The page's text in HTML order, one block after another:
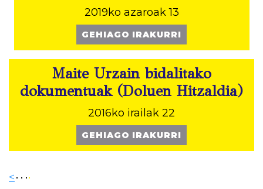
2019ko azaroak 13
GEHIAGO IRAKURRI
Maite Urzain bidalitako
dokumentuak (Doluen Hitzaldia)
2016ko irailak 22
GEHIAGO IRAKURRI
<